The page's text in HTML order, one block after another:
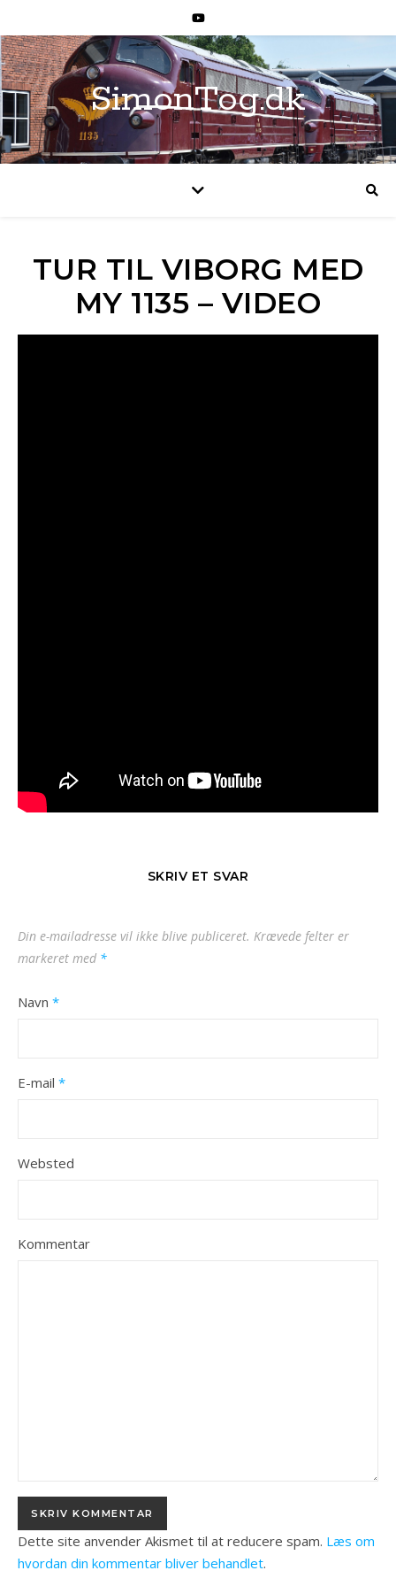
SimonTog.dk
TUR TIL VIBORG MED
MY 1135 – VIDEO
SKRIV ET SVAR
Din e-mailadresse vil ikke blive publiceret. Krævede felter er
markeret med *
Navn *
E-mail *
Websted
Kommentar
Dette site anvender Akismet til at reducere spam. Læs om
hvordan din kommentar bliver behandlet.